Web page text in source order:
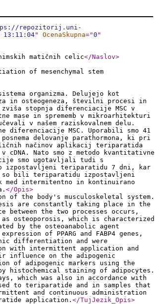
repozitorij.uni-
13:11:04" OcenaSkupna="0 "
matičnih celic</Naslov>
of mesenchymal stem
organizma. Delujejo kot
in osteogeneza, številni procesi in
stopnja diferenciacije MSC v
mase in sprememb v mikroarhitekturi
v našem raziskovalnem delu.
diferenciacije MSC. Uporabili smo 41
delovanje parathormona, ki pri
načinov aplikacij teriparatida
Nato smo z metodo kvantitativne
smo ugotavljali tudi s
izpostavljeni teriparatidu 7 dni, kar
so bili teriparatidu izpostavljeni
intermitentno in kontinuirano
</Opis>
of the body's musculoskeletal system.
are constantly taking place in the
the two processes occurs,
osteoporosis, which is characterized
by the osteoanabolic agent
of PPARG and FABP4 genes,
differentiation and were
with intermittent application and
influence on the adipogenic
of adipogenic markers using the
histochemical staining of adipocytes.
which was also in accordance with
to teriparatide and in samples that
and continuous administration
application. </TujJezik_Opis>